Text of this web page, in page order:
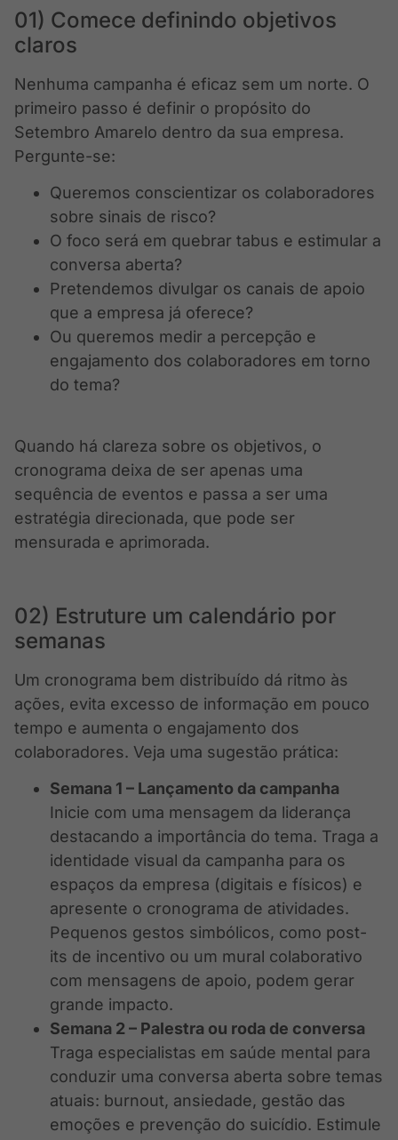
01) Comece definindo objetivos
claros
Nenhuma campanha é eficaz sem um norte. O
primeiro passo é definir o propósito do
Setembro Amarelo dentro da sua empresa.
Pergunte-se:
Queremos conscientizar os colaboradores
sobre sinais de risco?
O foco será em quebrar tabus e estimular a
conversa aberta?
Pretendemos divulgar os canais de apoio
que a empresa já oferece?
Ou queremos medir a percepção e
engajamento dos colaboradores em torno
do tema?
Quando há clareza sobre os objetivos, o
cronograma deixa de ser apenas uma
sequência de eventos e passa a ser uma
estratégia direcionada, que pode ser
mensurada e aprimorada.
02) Estruture um calendário por
semanas
Um cronograma bem distribuído dá ritmo às
ações, evita excesso de informação em pouco
tempo e aumenta o engajamento dos
colaboradores. Veja uma sugestão prática:
Semana 1 – Lançamento da campanha
Inicie com uma mensagem da liderança
destacando a importância do tema. Traga a
identidade visual da campanha para os
espaços da empresa (digitais e físicos) e
apresente o cronograma de atividades.
Pequenos gestos simbólicos, como post-
its de incentivo ou um mural colaborativo
com mensagens de apoio, podem gerar
grande impacto.
Semana 2 – Palestra ou roda de conversa
Traga especialistas em saúde mental para
conduzir uma conversa aberta sobre temas
atuais: burnout, ansiedade, gestão das
emoções e prevenção do suicídio. Estimule